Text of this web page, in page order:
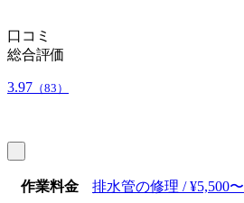
口コミ
総合評価
3.97 （83）
作業料金
排水管の修理 / ¥5,500〜